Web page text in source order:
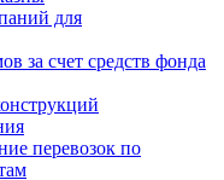
для
за счет средств фонда
перевозок по